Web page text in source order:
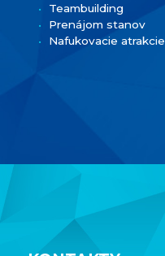
Teambuilding
Prenájom stanov
Nafukovacie atrakcie